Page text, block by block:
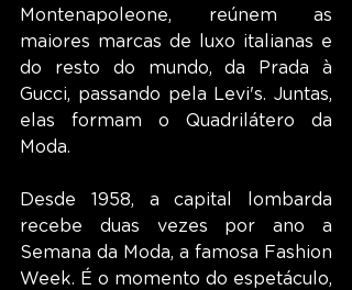
Montenapoleone, reúnem as
maiores marcas de luxo italianas e
do resto do mundo, da Prada à
Gucci, passando pela Levi's. Juntas,
elas formam o Quadrilátero da
Moda.
Desde 1958, a capital lombarda
recebe duas vezes por ano a
Semana da Moda, a famosa Fashion
Week. É o momento do espetáculo,